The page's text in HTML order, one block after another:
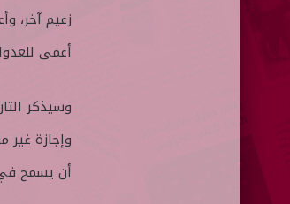
زعيم آخر،
أعمى
وسيذكر
وإجازة غير
أن يسمح